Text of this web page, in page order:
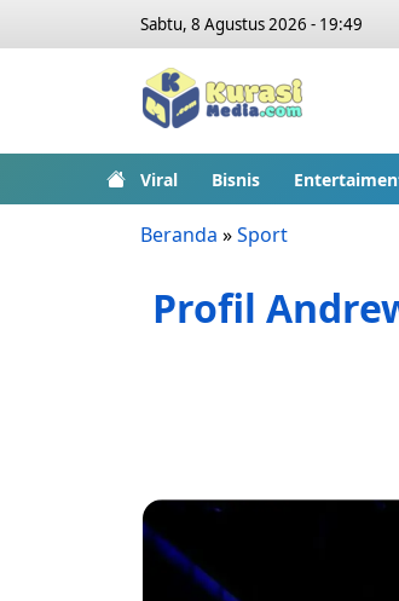
Sabtu, 8 Agustus 2026 - 19:49
Viral Bisnis
Beranda »Sport
Profil